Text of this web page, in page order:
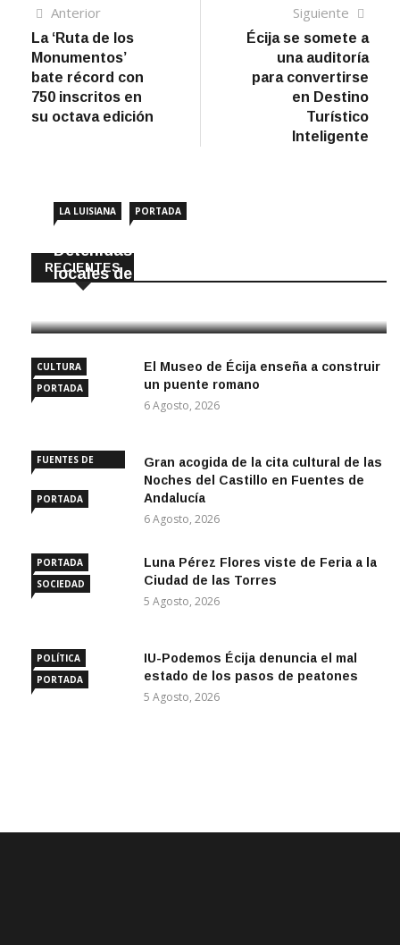
Navegación
de
entradas
AnteriorArtículo
anterior
La ‘Ruta de los
Monumentos’
bate récord con
750 inscritos en
su octava edición
Siguiente
Écija se somete a
una auditoría
para convertirse
en Destino
Turístico
Inteligente
RECIENTES
LA LUISIANA PORTADA
Detenidas dos personas por robar en
locales de La Luisiana
CULTURA
PORTADA
El Museo de Écija enseña a construir
un puente romano
6 Agosto, 2026
FUENTES DE
PORTADA
Gran acogida de la cita cultural de las
Noches del Castillo en Fuentes de
Andalucía
6 Agosto, 2026
PORTADA
SOCIEDAD
Luna Pérez Flores viste de Feria a la
Ciudad de las Torres
5 Agosto, 2026
POLÍTICA
PORTADA
IU-Podemos Écija denuncia el mal
estado de los pasos de peatones
5 Agosto, 2026